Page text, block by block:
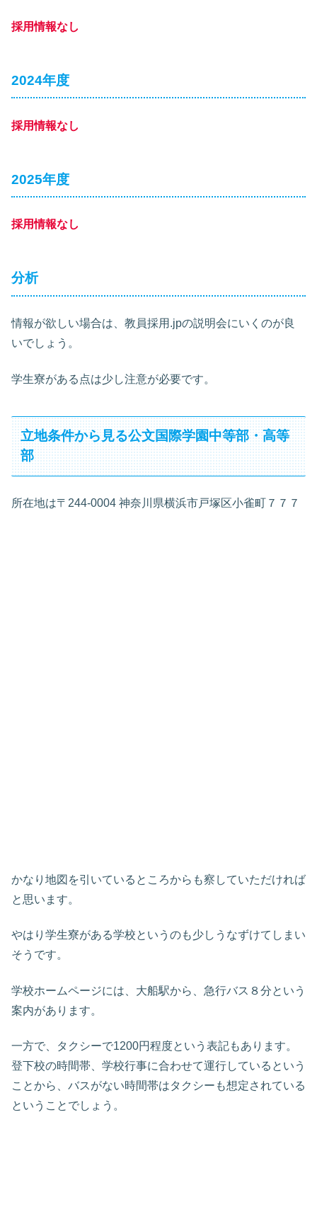
採用情報なし
2024年度
採用情報なし
2025年度
採用情報なし
分析
情報が欲しい場合は、教員採用.jpの説明会にいくのが良
いでしょう。
学生寮がある点は少し注意が必要です。
立地条件から見る公文国際学園中等部・高等
部
所在地は〒244-0004 神奈川県横浜市戸塚区小雀町７７７
かなり地図を引いているところからも察していただければ
と思います。
やはり学生寮がある学校というのも少しうなずけてしまい
そうです。
学校ホームページには、大船駅から、急行バス８分という
案内があります。
一方で、タクシーで1200円程度という表記もあります。
登下校の時間帯、学校行事に合わせて運行しているという
ことから、バスがない時間帯はタクシーも想定されている
ということでしょう。